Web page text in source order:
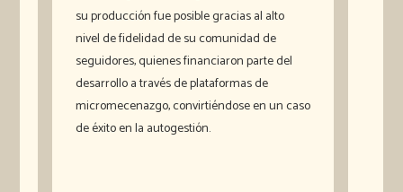
su producción fue posible gracias al alto
nivel de fidelidad de su comunidad de
seguidores, quienes financiaron parte del
desarrollo a través de plataformas de
micromecenazgo, convirtiéndose en un caso
de éxito en la autogestión.